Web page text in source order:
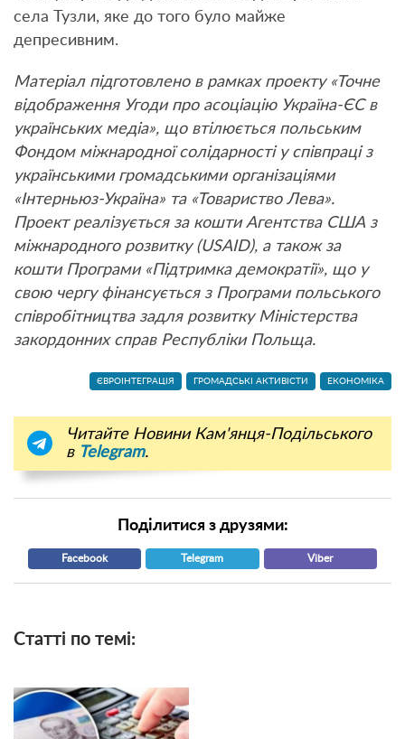
села Тузли, яке до того було майже
депресивним.
Матеріал підготовлено в рамках проекту «Точне
відображення Угоди про асоціацію Україна-ЄС в
українських медіа», що втілюється польським
Фондом міжнародної солідарності у співпраці з
українськими громадськими організаціями
«Інтерньюз-Україна» та «Товариство Лева».
Проект реалізується за кошти Агентства США з
міжнародного розвитку (USAID), а також за
кошти Програми «Підтримка демократії», що у
свою чергу фінансується з Програми польського
співробітництва задля розвитку Міністерства
закордонних справ Республіки Польща.
ЄВРОІНТЕГРАЦІЯ ГРОМАДСЬКІ АКТИВІСТИ ЕКОНОМІКА
Читайте Новини Кам'янця-Подільського
в Telegram.
Поділитися з друзями:
Facebook Telegram Viber
Статті по темі: